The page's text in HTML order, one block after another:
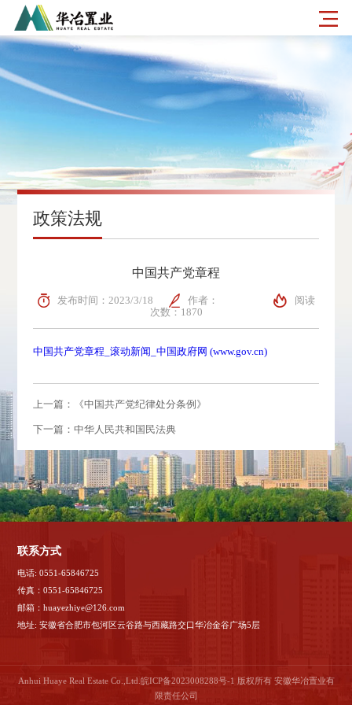
政策法规
中国共产党章程
发布时间：2023/3/18 作者：
阅读
次数：1870
中国共产党章程_滚动新闻_中国政府网 (www.gov.cn)
上一篇：《中国共产党纪律处分条例》
下一篇：中华人民共和国民法典
联系方式
电话: 0551-65846725
传真：0551-65846725
邮箱：huayezhiye@126.com
地址: 安徽省合肥市包河区云谷路与西藏路交口华冶金谷广场5层
Anhui Huaye Real Estate Co.,Ltd. 皖ICP备2023008288号-1 版权所有 安徽华冶置业有
限责任公司